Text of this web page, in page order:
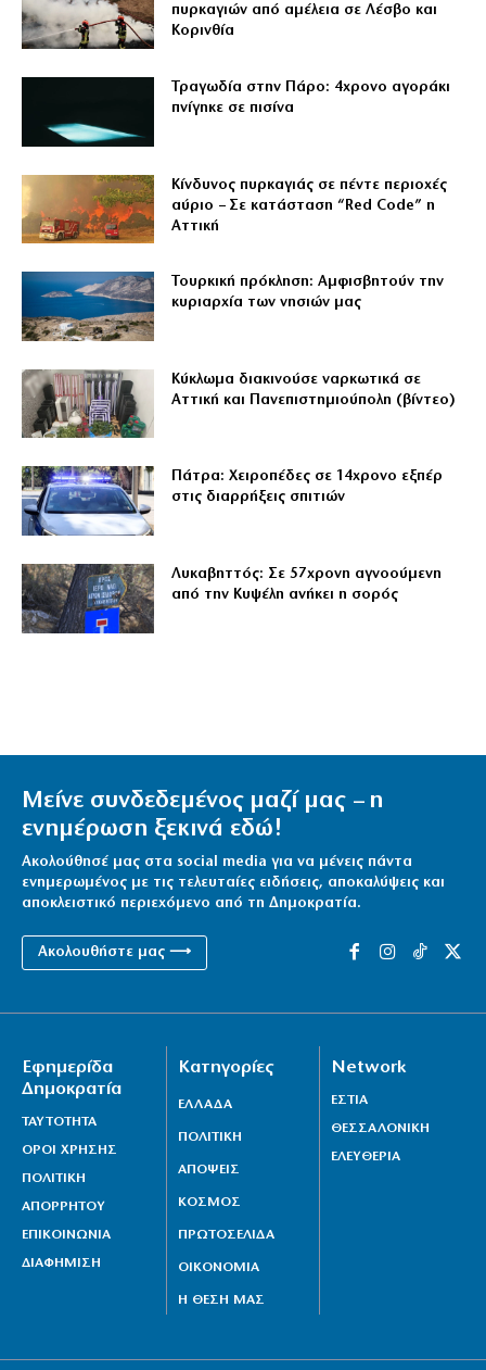
πυρκαγιών από αμέλεια σε Λέσβο και
Κορινθία
Τραγωδία στην Πάρο: 4χρονο αγοράκι
πνίγηκε σε πισίνα
Κίνδυνος πυρκαγιάς σε πέντε περιοχές
αύριο – Σε κατάσταση “Red Code” η
Αττική
Τουρκική πρόκληση: Αμφισβητούν την
κυριαρχία των νησιών μας
Κύκλωμα διακινούσε ναρκωτικά σε
Αττική και Πανεπιστημιούπολη (βίντεο)
Πάτρα: Χειροπέδες σε 14χρονο εξπέρ
στις διαρρήξεις σπιτιών
Λυκαβηττός: Σε 57χρονη αγνοούμενη
από την Κυψέλη ανήκει η σορός
Μείνε συνδεδεμένος μαζί μας – η
ενημέρωση ξεκινά εδώ!
Ακολούθησέ μας στα social media για να μένεις πάντα
ενημερωμένος με τις τελευταίες ειδήσεις, αποκαλύψεις και
αποκλειστικό περιεχόμενο από τη Δημοκρατία.
Ακολουθήστε μας ⟶
Εφημερίδα
Δημοκρατία
ΤΑΥΤΟΤΗΤΑ
ΟΡΟΙ ΧΡΗΣΗΣ
ΠΟΛΙΤΙΚΗ
ΑΠΟΡΡΗΤΟΥ
ΕΠΙΚΟΙΝΩΝΙΑ
ΔΙΑΦΗΜΙΣΗ
Κατηγορίες
ΕΛΛΑΔΑ
ΠΟΛΙΤΙΚΗ
ΑΠΟΨΕΙΣ
ΚΟΣΜΟΣ
ΠΡΩΤΟΣΕΛΙΔΑ
ΟΙΚΟΝΟΜΙΑ
Η ΘΕΣΗ ΜΑΣ
Network
ΕΣΤΙΑ
ΘΕΣΣΑΛΟΝΙΚΗ
ΕΛΕΥΘΕΡΙΑ